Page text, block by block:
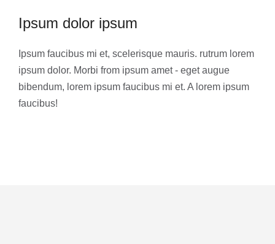
Ipsum dolor ipsum
Ipsum faucibus mi et, scelerisque mauris. rutrum lorem
ipsum dolor. Morbi from ipsum amet - eget augue
bibendum, lorem ipsum faucibus mi et. A lorem ipsum
faucibus!